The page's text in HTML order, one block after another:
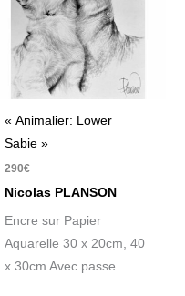
« Animalier: Lower
Sabie »
290€
Nicolas PLANSON
Encre sur Papier
Aquarelle 30 x 20cm, 40
x 30cm Avec passe